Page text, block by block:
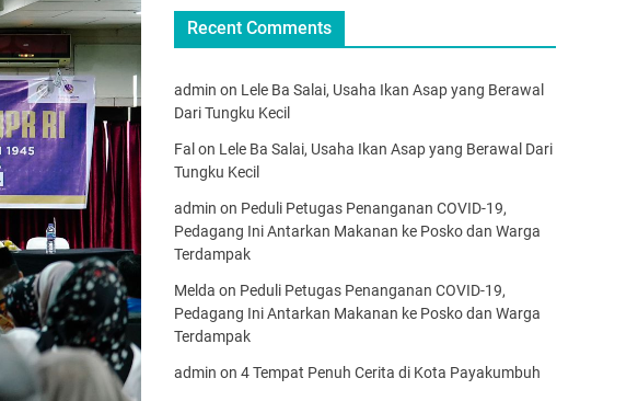
Recent Comments
admin on Lele Ba Salai, Usaha Ikan Asap yang Berawal
Dari Tungku Kecil
Fal on Lele Ba Salai, Usaha Ikan Asap yang Berawal Dari
Tungku Kecil
admin on Peduli Petugas Penanganan COVID-19,
Pedagang Ini Antarkan Makanan ke Posko dan Warga
Terdampak
Melda on Peduli Petugas Penanganan COVID-19,
Pedagang Ini Antarkan Makanan ke Posko dan Warga
Terdampak
admin on 4 Tempat Penuh Cerita di Kota Payakumbuh